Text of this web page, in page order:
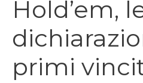
Hold’em,
primi